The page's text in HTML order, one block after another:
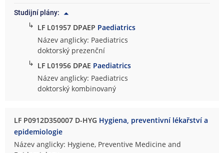
Studijní plány:
↳ LF L01957 DPAEP Paediatrics
Název anglicky: Paediatrics
doktorský prezenční
↳ LF L01956 DPAE Paediatrics
Název anglicky: Paediatrics
doktorský kombinovaný
LF P0912D350007 D-HYG Hygiena, preventivní lékařství a
epidemiologie
Název anglicky: Hygiene, Preventive Medicine and